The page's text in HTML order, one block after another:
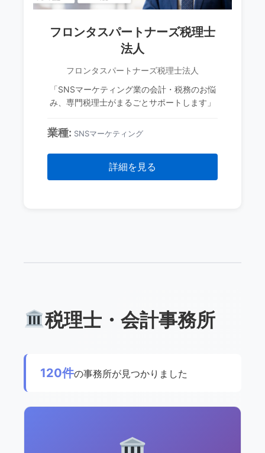
フロンタスパートナーズ税理士
法人
フロンタスパートナーズ税理士法人
「SNSマーケティング業の会計・税務のお悩
み、専門税理士がまるごとサポートします」
業種: SNSマーケティング
詳細を見る
税理士・会計事務所
120件の事務所が見つかりました